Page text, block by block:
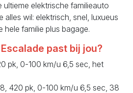
ultieme elektrische familieauto
alles wil: elektrisch, snel, luxueus
familie plus bagage.
past bij jou?
pk, 0-100 km/u 6,5 sec, het
420 pk, 0-100 km/u 6,5 sec, 38